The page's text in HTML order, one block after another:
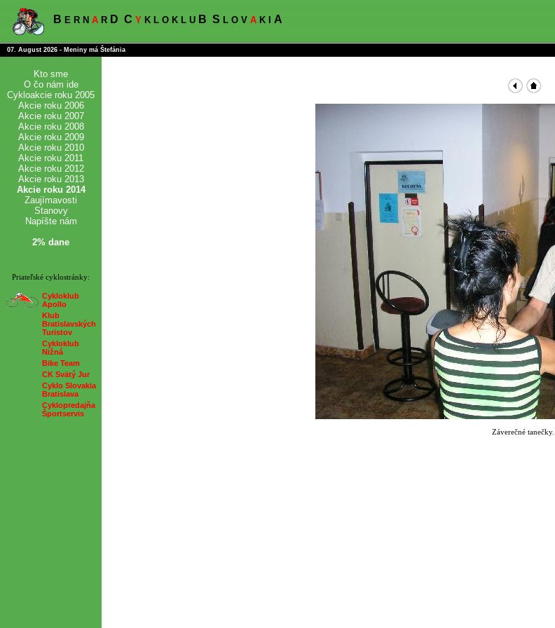
B E R N A R D C Y K L O K L U B S L O V A K I A
07. August 2026 - Meniny má Štefánia
Kto sme
O čo nám ide
Cykloakcie roku 2005
Akcie roku 2006
Akcie roku 2007
Akcie roku 2008
Akcie roku 2009
Akcie roku 2010
Akcie roku 2011
Akcie roku 2012
Akcie roku 2013
Akcie roku 2014
Zaujímavosti
Stanovy
Napíšte nám
2% dane
Priateľské cyklostránky:
Cykloklub
Apollo
Klub
Bratislavských
Turistov
Cykloklub
Nižná
Bike Team
CK Svätý Jur
Cyklo Slovakia
Bratislava
Cyklopredajňa
Športservis
Záverečné tanečky...